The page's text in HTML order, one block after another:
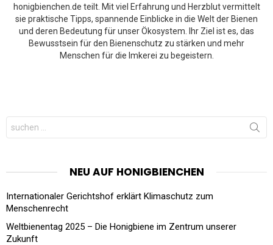
honigbienchen.de teilt. Mit viel Erfahrung und Herzblut vermittelt
sie praktische Tipps, spannende Einblicke in die Welt der Bienen
und deren Bedeutung für unser Ökosystem. Ihr Ziel ist es, das
Bewusstsein für den Bienenschutz zu stärken und mehr
Menschen für die Imkerei zu begeistern.
Search
for:
NEU AUF HONIGBIENCHEN
Internationaler Gerichtshof erklärt Klimaschutz zum
Menschenrecht
Weltbienentag 2025 – Die Honigbiene im Zentrum unserer
Zukunft